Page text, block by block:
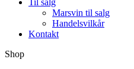
Til salg
Marsvin til salg
Handelsvilkår
Kontakt
Shop